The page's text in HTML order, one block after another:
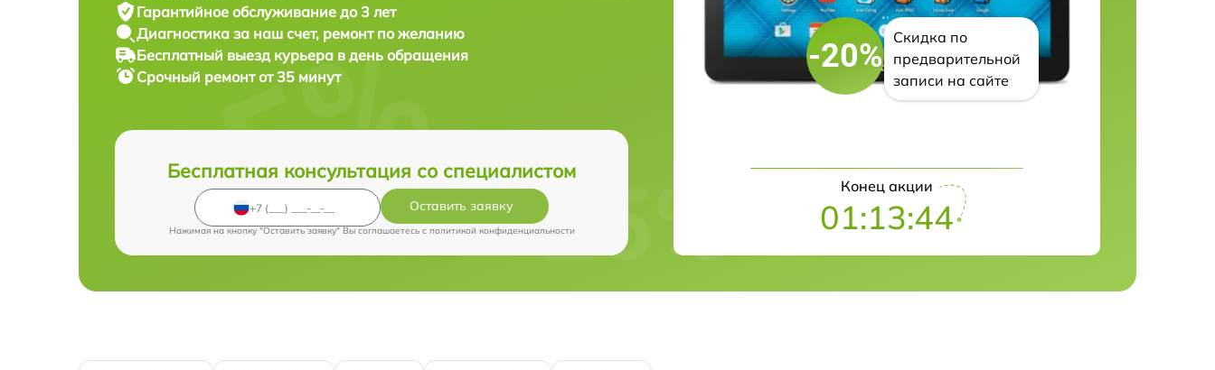
Гарантийное обслуживание до 3 лет
Диагностика за наш счет, ремонт по желанию
Бесплатный выезд курьера в день обращения
Срочный ремонтот 35 минут
Бесплатная консультация со специалистом
Оставить заявку
Нажимая на кнопку "Оставить заявку" Вы соглашаетесь c политикой конфиденциальности
-20%
Скидка по
предварительной
записи на сайте
Конец акции
01:13:43